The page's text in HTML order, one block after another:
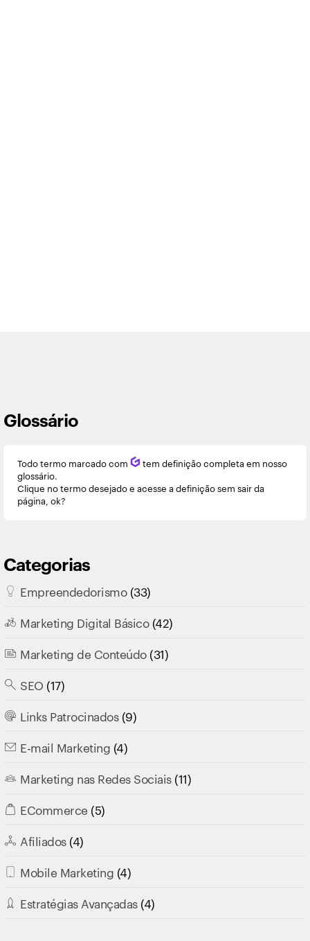
Glossário
Todo termo marcado com Q tem definição completa em nosso
glossário.
Clique no termo desejado e acesse a definição sem sair da
página, ok?
Categorias
Empreendedorismo(33)
Marketing Digital Básico(42)
Marketing de Conteúdo(31)
SEO (17)
Links Patrocinados(9)
E-mail Marketing (4)
Marketing nas Redes Sociais(11)
ECommerce (5)
Afiliados(4)
Mobile Marketing (4)
Estratégias Avançadas(4)